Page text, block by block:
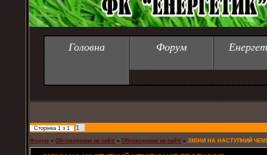
Головна Форум
Сторінка 1 з 1 1
Форум » Обговорення на сайті » Обговорення на сайті » ЗМІНИ НА НАСТУПНИЙ